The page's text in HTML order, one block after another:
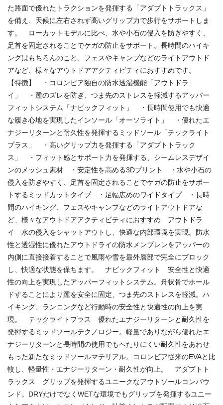
た路面で優れたトラクションを発揮する「アダプトトラックス」
を備え、天候に左右されず高いグリップ力で歩行をサポートしま
す。 ローカットモデルに比べ、水や小石の侵入を防ぎやすく、
足首を固定されることでケガの防止をサポート。長時間のハイキ
ングはもちろんのこと、フェスやキャンプなどのライトアウトド
アなど、様々なアウトドアアクティビティにおすすめです。
【特徴】 ・コロンビア独自の防水透湿機能「アウトドラ
イ」 ・踵のズレを防ぎ、つま先のストレスを軽減するアッパー
フィットシステム「ナビックフィット」 ・長時間使用でも快適
な履き心地を実現したインソール「オーソライト」 ・優れたエ
ナジーリターンと耐久性を発揮するミッドソール「テックライト
プラス」 ・高いグリップ力を発揮する「アダプトトラック
ス」 ・フィット感とサポート力を発揮する、シームレスデザイ
ンのメッシュ素材 ・安定性を高める3Dプリント ・水や小石の
侵入を防ぎやすく、足首を固定されることでケガの防止をサポー
トするミッドカットタイプ ・足幅広めのワイドタイプ ・長時
間のハイキング、フェスやキャンプなどのライトアウトドアな
ど、様々なアウトドアアクティビティにおすすめ アウトドラ
イ 水の侵入をシャットアウトし、快適な内部環境を実現。防水
性と透湿性に優れたアウトドライの防水メンブレンをアッパーの
内側に直接接着することで風雨や雪を最外層部で完全にブロック
し、快適な状態を保ちます。 ナビックフィット 安全性と快適
性の向上を実現したアッパーフィットシステム。舟状骨でホール
ドすることにより踵を安全に固定、つま先のストレスを軽減。ハ
イキング、ランニングなど行動時の安全性と快適性の向上を実
現。 テックライトプラス 優れたエナジーリターンと耐久性を
発揮するミッドソールテクノロジー。軽量でありながら優れたエ
ナジーリターンと長時間の使用でもへたりにくい耐久性をあわせ
もった新たなミッドソールマテリアル。コロンビア従来のEVAと比
較し、軽量性・エナジーリターン・耐久性が向上。 アダプトト
ラックス グリップを発揮するユニークなアウトソールコンバウ
ンド。DRYだけでなくWETな環境でもグリップを発揮するユニー